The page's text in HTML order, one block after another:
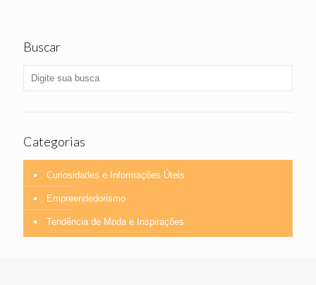
Buscar
Categorias
Curiosidades e Informações Úteis
Empreendedorismo
Tendência de Moda e Inspirações